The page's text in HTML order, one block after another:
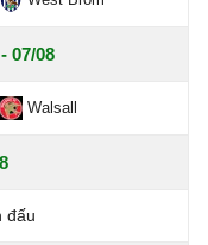
07/08
Walsall
đấu